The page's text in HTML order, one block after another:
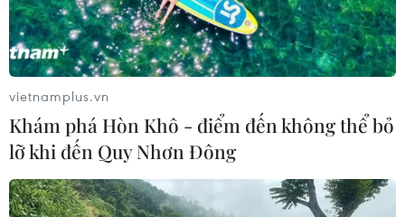
Nâng cao hiệu quả hoạt động đối ngoại,
chủ động hội nhập quốc tế
27/01/2021 14:00
Hoạt động đối ngoại góp phần quan trọng duy trì môi
trường hòa bình, ổn định, giữ vững an ninh quốc gia,
bảo vệ vững chắc chủ quyền biển đảo Tổ quốc và thu
hút nguồn ngoại lực to lớn phát triển KT-XH.
vietnamplus.vn
Khám phá Hòn Khô - điểm đến không thể bỏ
lỡ khi đến Quy Nhơn Đông